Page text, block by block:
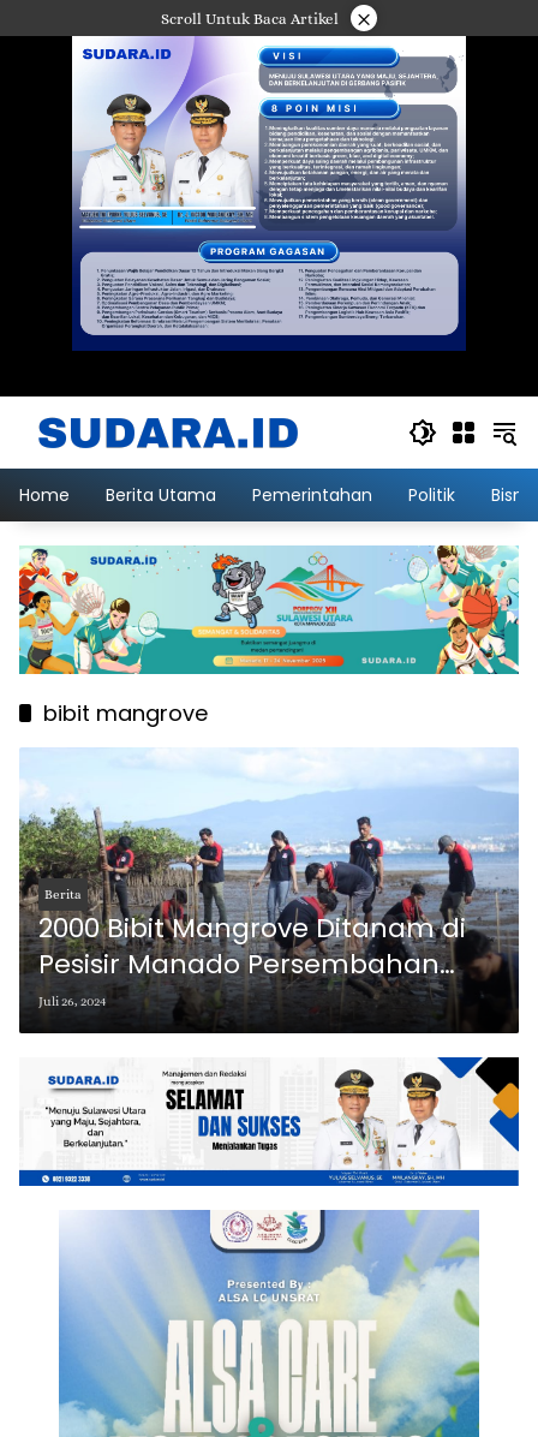
ke
Scroll Untuk Baca Artikel ×
Home Berita Utama Pemerintahan Politik
bibit mangrove
Berita
2000 Bibit Mangrove Ditanam di
Pesisir Manado Persembahan
Alfamidi
Juli 26, 2024